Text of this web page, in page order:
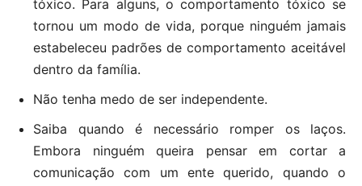
tóxico. Para alguns, o comportamento tóxico se
tornou um modo de vida, porque ninguém jamais
estabeleceu padrões de comportamento aceitável
dentro da família.
Não tenha medo de ser independente.
Saiba quando é necessário romper os laços.
Embora ninguém queira pensar em cortar a
comunicação com um ente querido, quando o